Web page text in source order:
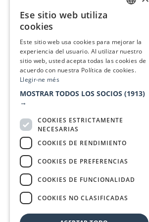
Ese sitio web utiliza
cookies
Este sitio web usa cookies para mejorar la
experiencia del usuario. Al utilizar nuestro
sitio web, usted acepta todas las cookies de
acuerdo con nuestra Política de cookies.
Llegir-ne més
MOSTRAR TODOS LOS SOCIOS (1913)
→
COOKIES ESTRICTAMENTE
NECESARIAS
COOKIES DE RENDIMIENTO
COOKIES DE PREFERENCIAS
COOKIES DE FUNCIONALIDAD
COOKIES NO CLASIFICADAS